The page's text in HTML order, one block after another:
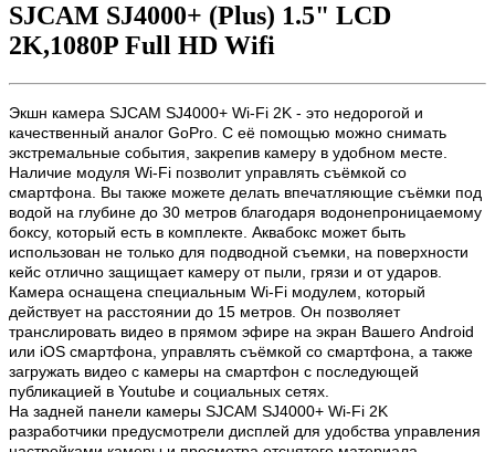
SJCAM SJ4000+ (Plus) 1.5" LCD
2K,1080P Full HD Wifi
Экшн камера SJCAM SJ4000+ Wi-Fi 2K - это недорогой и
качественный аналог GoPro. С её помощью можно снимать
экстремальные события, закрепив камеру в удобном месте.
Наличие модуля Wi-Fi позволит управлять съёмкой со
смартфона. Вы также можете делать впечатляющие съёмки под
водой на глубине до 30 метров благодаря водонепроницаемому
боксу, который есть в комплекте. Аквабокс может быть
использован не только для подводной съемки, на поверхности
кейс отлично защищает камеру от пыли, грязи и от ударов.
Камера оснащена специальным Wi-Fi модулем, который
действует на расстоянии до 15 метров. Он позволяет
транслировать видео в прямом эфире на экран Вашего Android
или iOS смартфона, управлять съёмкой со смартфона, а также
загружать видео с камеры на смартфон с последующей
публикацией в Youtube и социальных сетях.
На задней панели камеры SJCAM SJ4000+ Wi-Fi 2K
разработчики предусмотрели дисплей для удобства управления